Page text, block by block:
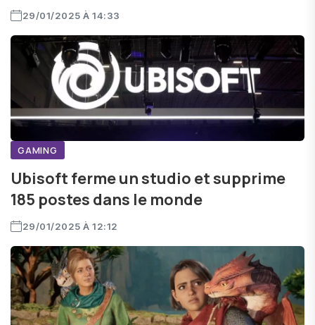
29/01/2025 À 14:33
GAMING
Ubisoft ferme un studio et supprime
185 postes dans le monde
29/01/2025 À 12:12